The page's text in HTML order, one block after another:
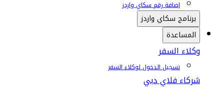
إضافة رقم سكاي واردز
برنامج سكاي واردز
المساعدة
وكلاء السفر
تسجيل الدخول لوكلاء السفر
شركاء فلاي دبي